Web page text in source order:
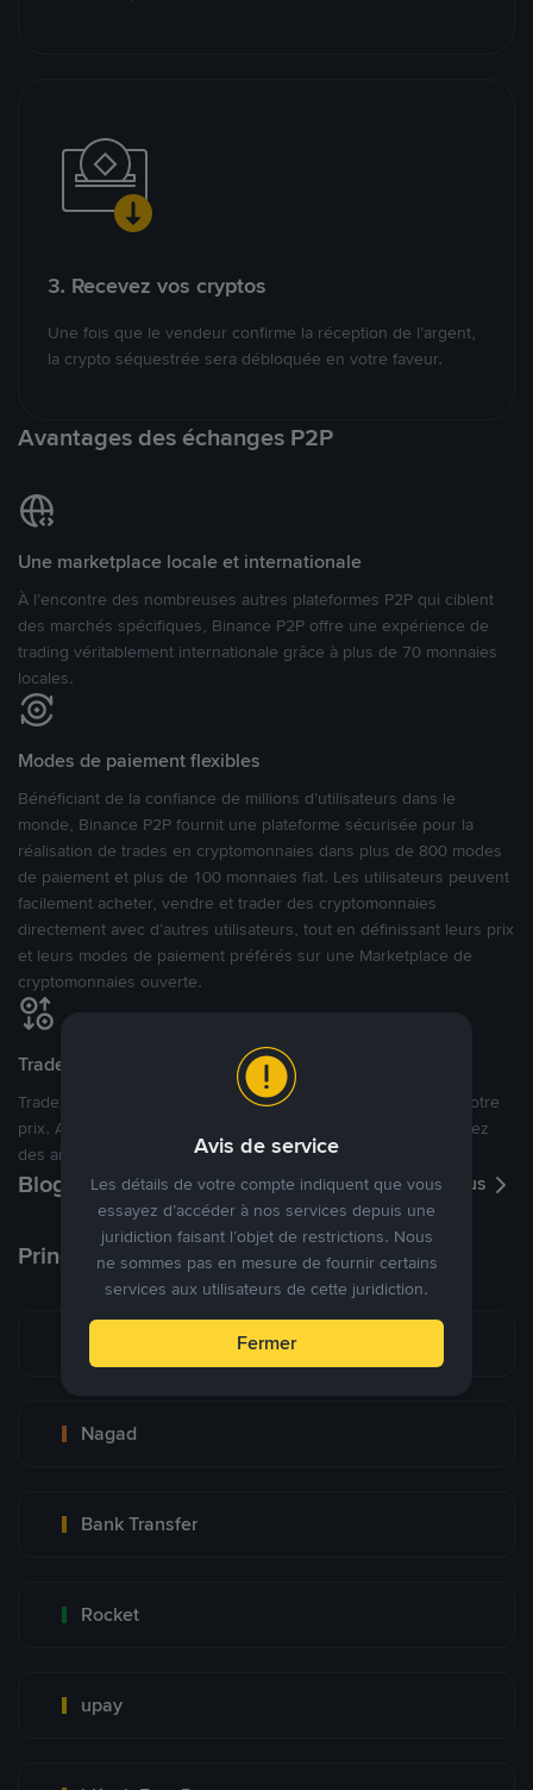
3. Recevez vos cryptos
Une fois que le vendeur confirme la réception de l’argent,
la crypto séquestrée sera débloquée en votre faveur.
Avantages des échanges P2P
Une marketplace locale et internationale
À l’encontre des nombreuses autres plateformes P2P qui ciblent
des marchés spécifiques, Binance P2P offre une expérience de
trading véritablement internationale grâce à plus de 70 monnaies
locales.
Modes de paiement flexibles
Bénéficiant de la confiance de millions d’utilisateurs dans le
monde, Binance P2P fournit une plateforme sécurisée pour la
réalisation de trades en cryptomonnaies dans plus de 800 modes
de paiement et plus de 100 monnaies fiat. Les utilisateurs peuvent
facilement acheter, vendre et trader des cryptomonnaies
directement avec d’autres utilisateurs, tout en définissant leurs prix
et leurs modes de paiement préférés sur une Marketplace de
cryptomonnaies ouverte.
Tradez à des prix avantageux pour vous
Tradez des cryptos en étant libres d’acheter et de vendre à votre
prix. Achetez ou vendez à partir des offres existantes, ou créez
des annonces commerciales pour fixer vos propres prix.
Blog P2P Voir plus
Principaux modes de paiement
Nagad
Bank Transfer
Rocket
upay
Avis de service
Les détails de votre compte indiquent que vous
essayez d’accéder à nos services depuis une
juridiction faisant l’objet de restrictions. Nous
ne sommes pas en mesure de fournir certains
services aux utilisateurs de cette juridiction.
Fermer